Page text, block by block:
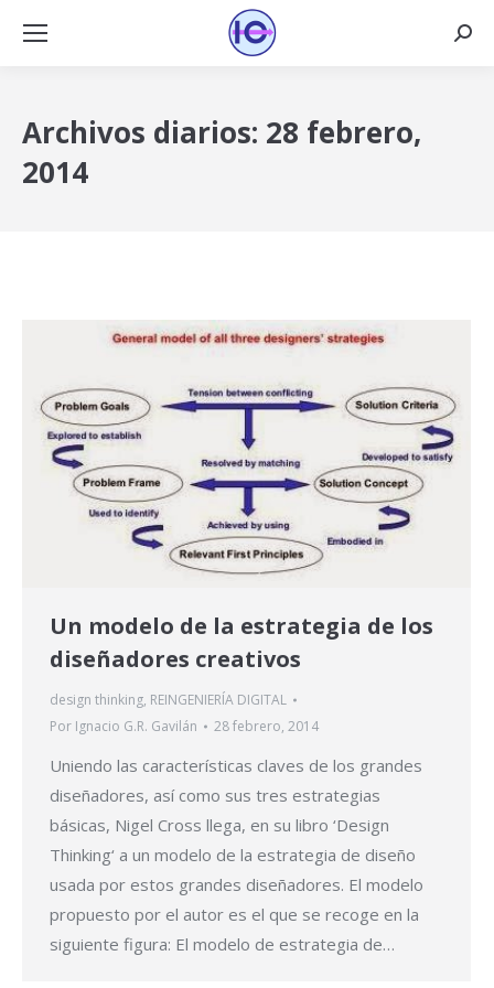
Archivos diarios: 28 febrero,
2014
Un modelo de la estrategia de los
diseñadores creativos
design thinking, REINGENIERÍA DIGITAL
Por Ignacio G.R. Gavilán 28 febrero, 2014
Uniendo las características claves de los grandes
diseñadores, así como sus tres estrategias
básicas, Nigel Cross llega, en su libro ‘Design
Thinking‘ a un modelo de la estrategia de diseño
usada por estos grandes diseñadores. El modelo
propuesto por el autor es el que se recoge en la
siguiente figura: El modelo de estrategia de…